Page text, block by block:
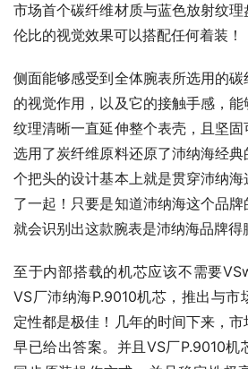
市场首个碳纤维材质与蓝色放射纹
伦比的视觉效果可以搭配任何着装！
侧面能够感受到全体腕表所选用的
的视觉作用，以及它的接触手感，
纹理清晰一直延伸整个表壳，且坚
选用了炭纤维原料还原了沛纳海经
个把头的设计基本上就是贯穿沛纳
了一起！只要是知道沛纳海这个品
就会识别出这款腕表是沛纳海品牌得
至于内部搭载的机芯应该不需要
VS厂沛纳海P.9010机芯，推出与市
定性都是极佳！几年的时间下来，市
早已给出答案。并且VS厂P.9010机